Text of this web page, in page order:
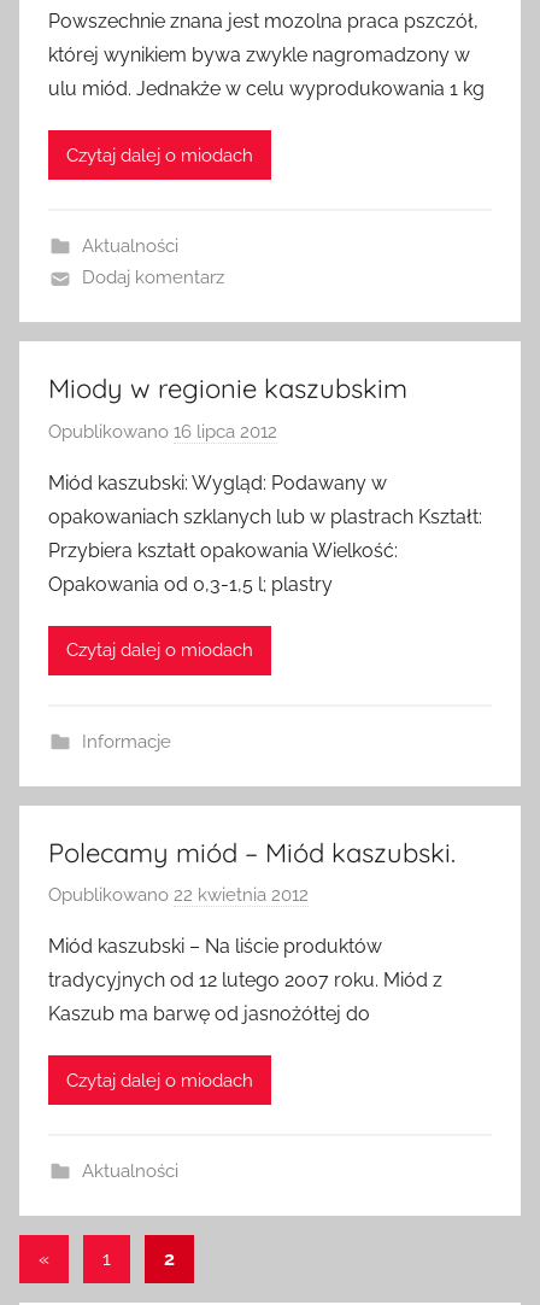
z
e
z
Powszechnie znana jest mozolna praca pszczół,
której wynikiem bywa zwykle nagromadzony w
ulu miód. Jednakże w celu wyprodukowania 1 kg
Czytaj dalej o miodach
Aktualności
Dodaj komentarz
Miody w regionie kaszubskim
Opublikowano 16 lipca 2012
z
e
z
a
Miód kaszubski: Wygląd: Podawany w
opakowaniach szklanych lub w plastrach Kształt:
Przybiera kształt opakowania Wielkość:
Opakowania od 0,3-1,5 l; plastry
Czytaj dalej o miodach
Informacje
Polecamy miód – Miód kaszubski.
Opublikowano 22 kwietnia 2012
z
e
z
Miód kaszubski – Na liście produktów
tradycyjnych od 12 lutego 2007 roku. Miód z
Kaszub ma barwę od jasnożółtej do
Czytaj dalej o miodach
Aktualności
Stronicowanie
«Poprzednie
wpisy
1 2